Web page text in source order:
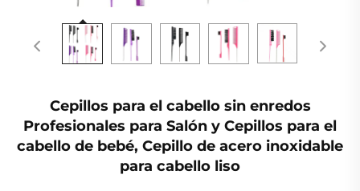
Cepillos para el cabello sin enredos
Profesionales para Salón y Cepillos para el
cabello de bebé, Cepillo de acero inoxidable
para cabello liso